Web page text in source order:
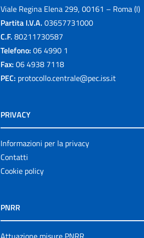
Viale Regina Elena 299, 00161 – Roma (I)
Partita I.V.A. 03657731000
C.F. 80211730587
Telefono: 06 4990 1
Fax: 06 4938 7118
PEC: protocollo.centrale@pec.iss.it
PRIVACY
Informazioni per la privacy
Contatti
Cookie policy
PNRR